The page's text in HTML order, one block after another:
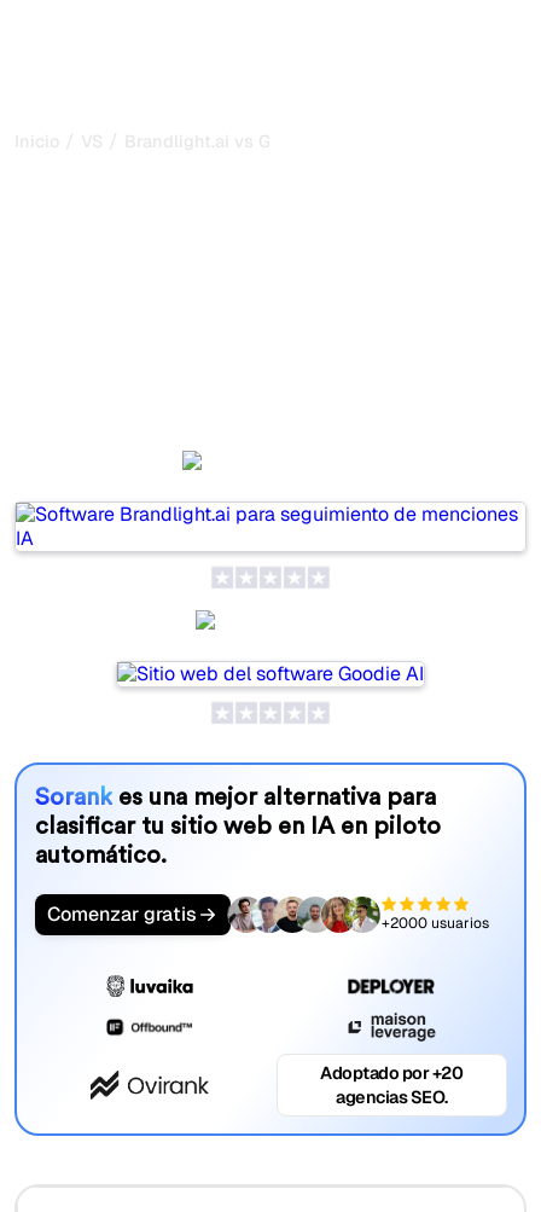
Inicio / VS / Brandlight.ai vs Goodie AI
Sorankes una mejor alternativa para
clasificar tu sitio web en IA en piloto
automático.
Comenzar gratis +2000 usuarios
Adoptado por +20
agencias SEO.